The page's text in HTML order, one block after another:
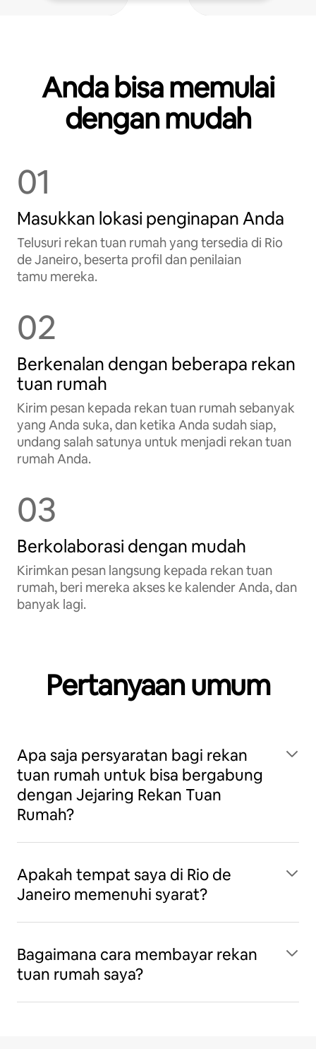
Anda bisa memulai
dengan mudah
01
Masukkan lokasi penginapan Anda
Telusuri rekan tuan rumah yang tersedia di Rio
de Janeiro, beserta profil dan penilaian
tamu mereka.
02
Berkenalan dengan beberapa rekan
tuan rumah
Kirim pesan kepada rekan tuan rumah sebanyak
yang Anda suka, dan ketika Anda sudah siap,
undang salah satunya untuk menjadi rekan tuan
rumah Anda.
03
Berkolaborasi dengan mudah
Kirimkan pesan langsung kepada rekan tuan
rumah, beri mereka akses ke kalender Anda, dan
banyak lagi.
Pertanyaan umum
Apa saja persyaratan bagi rekan
tuan rumah untuk bisa bergabung
dengan Jejaring Rekan Tuan
Rumah?
Apakah tempat saya di Rio de
Janeiro memenuhi syarat?
Bagaimana cara membayar rekan
tuan rumah saya?